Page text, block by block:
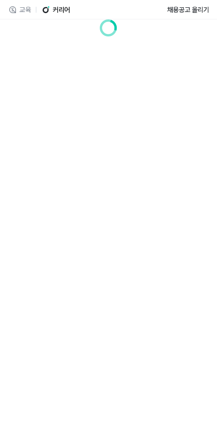
교육 커리어 채용공고 올리기